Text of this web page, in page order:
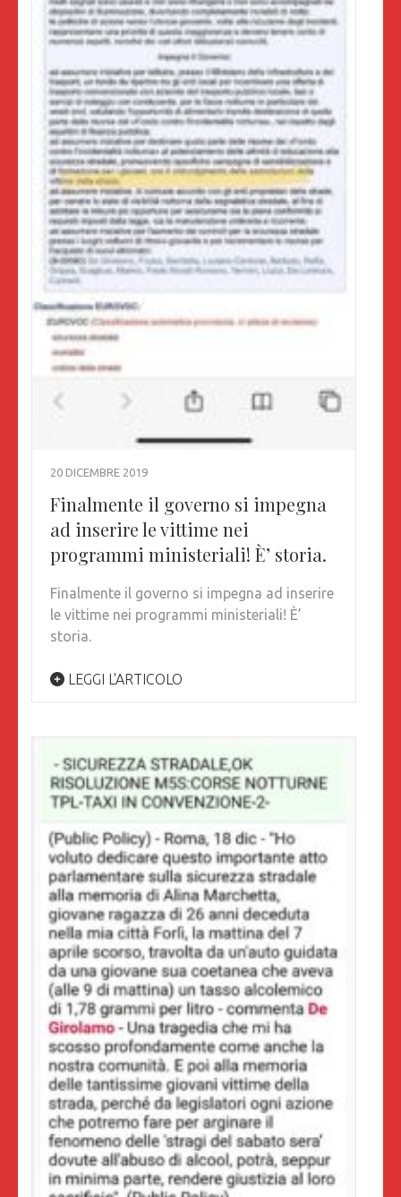
20 DICEMBRE 2019
Finalmente il governo si impegna
ad inserire le vittime nei
programmi ministeriali! È’ storia.
Finalmente il governo si impegna ad inserire
le vittime nei programmi ministeriali! È’
storia.
LEGGI L'ARTICOLO